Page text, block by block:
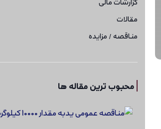
مقالات
مناقصه / مزایده
محبوب ترین مقاله ها